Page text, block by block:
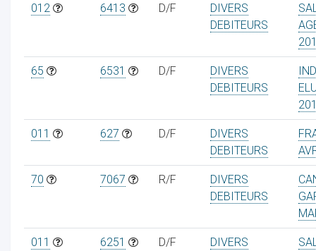
012 6413 D/F
DIVERS
DEBITEURS
65 6531 D/F
DIVERS
DEBITEURS
011 627 D/F
DIVERS
DEBITEURS
70 7067 R/F
DIVERS
DEBITEURS
011 6251 D/F
DIVERS